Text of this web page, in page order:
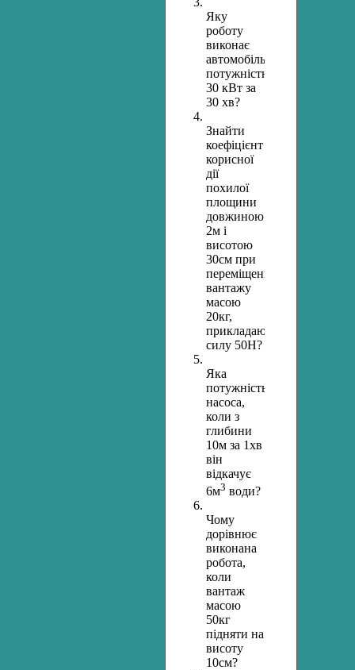
Яку
роботу
виконає
автомобіль
потужністю
30 кВт за
30 хв?
Знайти
коефіцієнт
корисної
дії
похилої
площини
довжиною
2м і
висотою
30см при
переміщенні
вантажу
масою
20кг,
прикладаючи
силу 50Н?
Яка
потужність
насоса,
коли з
глибини
10м за 1хв
він
відкачує
6м3 води?
Чому
дорівнює
виконана
робота,
коли
вантаж
масою
50кг
підняти на
висоту
10см?